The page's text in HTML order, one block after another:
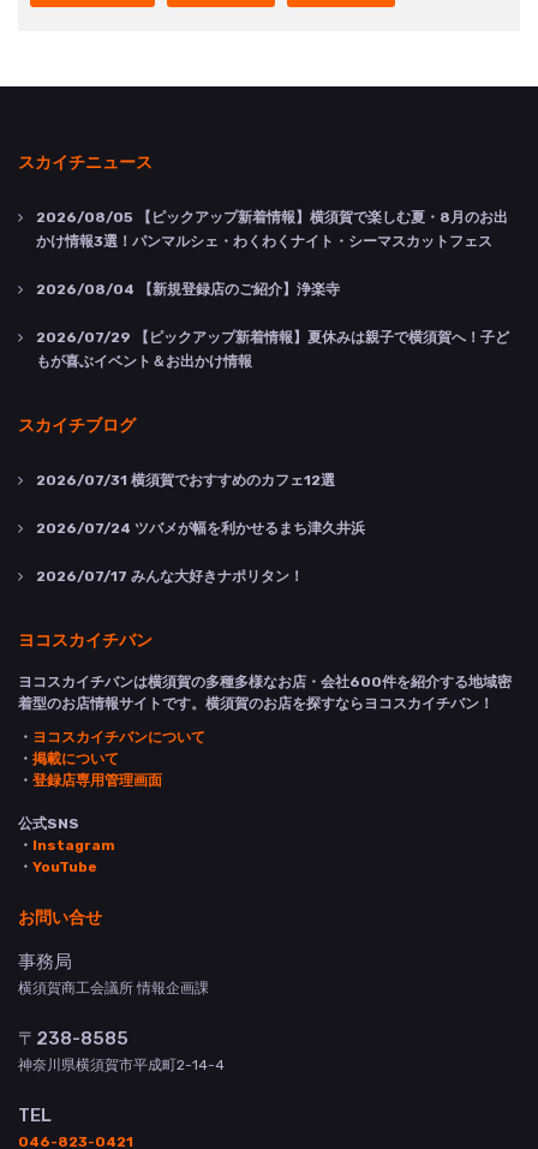
スカイチニュース
2026/08/05 【ピックアップ新着情報】横須賀で楽しむ夏・8月のお出
かけ情報3選！パンマルシェ・わくわくナイト・シーマスカットフェス
2026/08/04 【新規登録店のご紹介】浄楽寺
2026/07/29 【ピックアップ新着情報】夏休みは親子で横須賀へ！子ど
もが喜ぶイベント＆お出かけ情報
スカイチブログ
2026/07/31 横須賀でおすすめのカフェ12選
2026/07/24 ツバメが幅を利かせるまち津久井浜
2026/07/17 みんな大好きナポリタン！
ヨコスカイチバン
ヨコスカイチバンは横須賀の多種多様なお店・会社600件を紹介する地域密
着型のお店情報サイトです。横須賀のお店を探すならヨコスカイチバン！
・ ヨコスカイチバンについて
・ 掲載について
・ 登録店専用管理画面
公式SNS
・ Instagram
・ YouTube
お問い合せ
事務局
横須賀商工会議所 情報企画課
〒238-8585
神奈川県横須賀市平成町2-14-4
TEL
046-823-0421